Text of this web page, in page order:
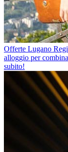
Offerte Lugano
alloggio per
subito!